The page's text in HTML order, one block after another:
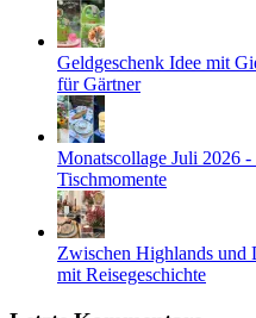
Geldgeschenk Idee mit
für Gärtner
Monatscollage Juli 2026
Tischmomente
Zwischen Highlands und
mit Reisegeschichte